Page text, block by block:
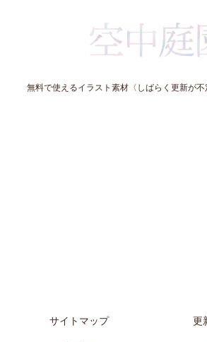
無料で使えるイラスト素材〈しばらく更新が不
サイトマップ 更